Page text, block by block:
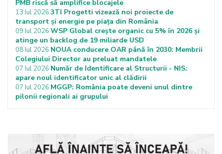
PMB riscă să amplifice blocajele
13 Iul 2026 3TI Progetti vizează noi proiecte de
transport și energie pe piața din România
09 Iul 2026 WSP Global crește organic cu 5% în 2026 și
atinge un backlog de 19 miliarde USD
08 Iul 2026 NOUA conducere OAR până în 2030: Membrii
Colegiului Director au preluat mandatele
07 Iul 2026 Număr de Identificare al Structurii - NIS:
apare noul identificator unic al clădirii
07 Iul 2026 MGGP: România poate deveni unul dintre
pilonii regionali ai grupului